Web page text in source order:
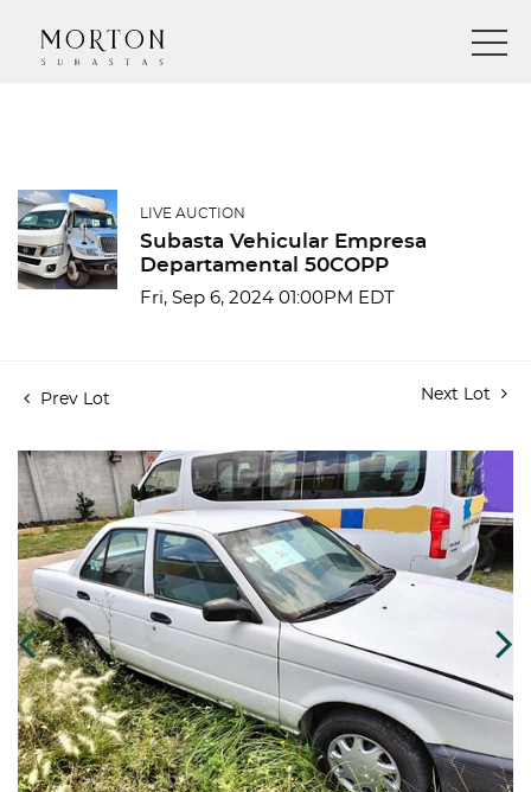
LIVE AUCTION
Subasta Vehicular Empresa
Departamental 50COPP
Fri, Sep 6, 2024 01:00PM EDT
Prev Lot Next Lot